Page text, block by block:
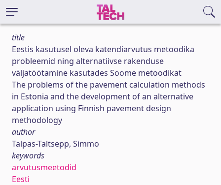
title
Eestis kasutusel oleva katendiarvutus metoodika
probleemid ning alternatiivse rakenduse
väljatöötamine kasutades Soome metoodikat
The problems of the pavement calculation methods
in Estonia and the development of an alternative
application using Finnish pavement design
methodology
author
Talpas-Taltsepp, Simmo
keywords
arvutusmeetodid
Eesti